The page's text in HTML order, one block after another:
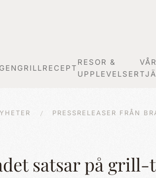
GRILLRECEPT
RESOR &
UPPLEVELSER
PRESSRELEASER FRÅN
satsar på grill-